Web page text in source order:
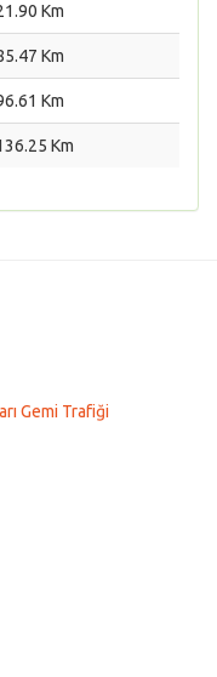
Km
Km
Km
Km
Gemi Trafiği